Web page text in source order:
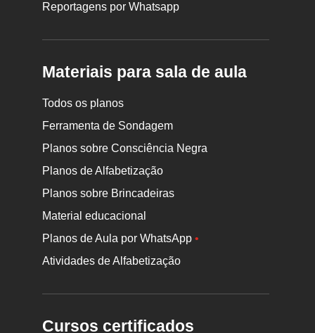
Reportagens por Whatsapp
Materiais para sala de aula
Todos os planos
Ferramenta de Sondagem
Planos sobre Consciência Negra
Planos de Alfabetização
Planos sobre Brincadeiras
Material educacional
Planos de Aula por WhatsApp•
Atividades de Alfabetização
Cursos certificados